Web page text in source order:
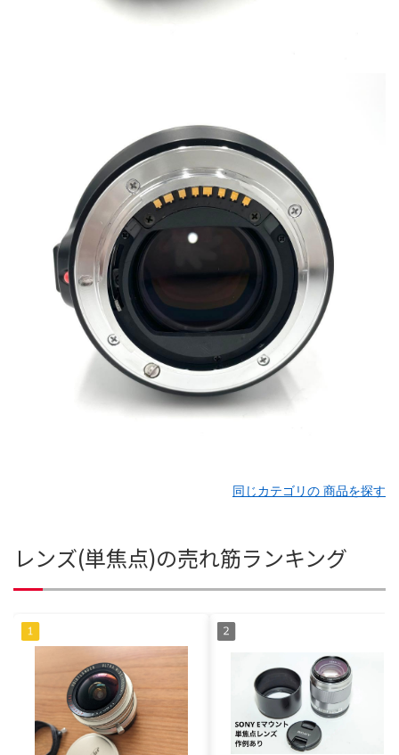
同じカテゴリの 商品を探す
レンズ(単焦点)の売れ筋ランキング